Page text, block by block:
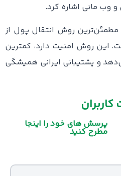
وب مانی اشاره کرد.
مطمئن‌ترین روش انتقال پول از
این روش امنیت دارد، کمترین
و پشتیبانی ایرانی همیشگی
کاربران
پرسش های خود را اینجا
مطرح کنید